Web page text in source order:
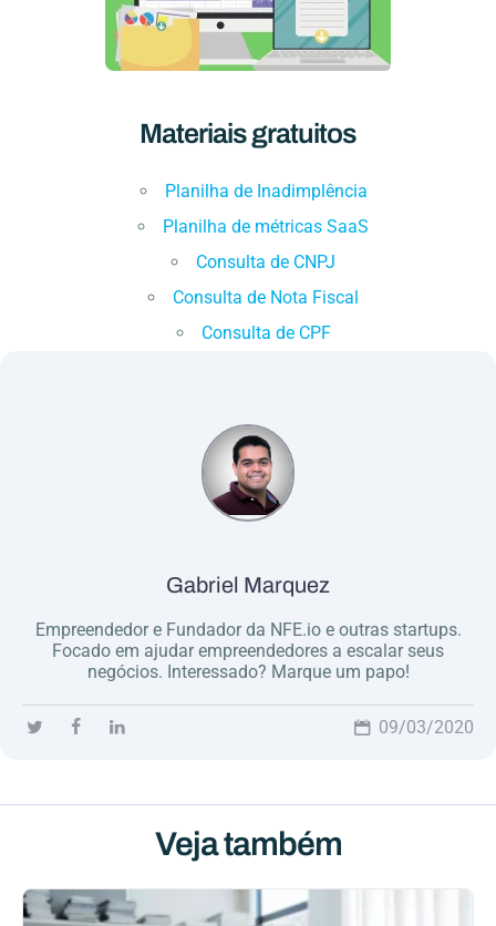
Materiais gratuitos
Planilha de Inadimplência
Planilha de métricas SaaS
Consulta de CNPJ
Consulta de Nota Fiscal
Consulta de CPF
Gabriel Marquez
Empreendedor e Fundador da NFE.io e outras startups.
Focado em ajudar empreendedores a escalar seus
negócios. Interessado? Marque um papo!
09/03/2020
Veja também